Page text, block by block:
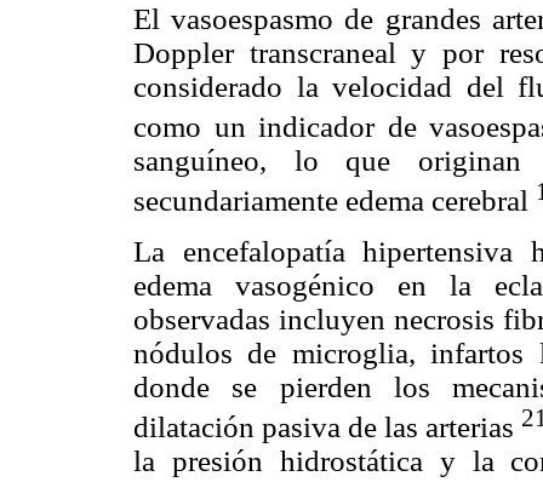
El vasoespasmo de grandes
Doppler transcraneal y por
considerado la velocidad del
como un indicador de
sanguíneo, lo que originan
secundariamente edema cerebral
La encefalopatía hipertensiva
edema vasogénico en la
observadas incluyen necrosis
nódulos de microglia, infartos
donde se pierden los
dilatación pasiva de las arterias
la presión hidrostática y la